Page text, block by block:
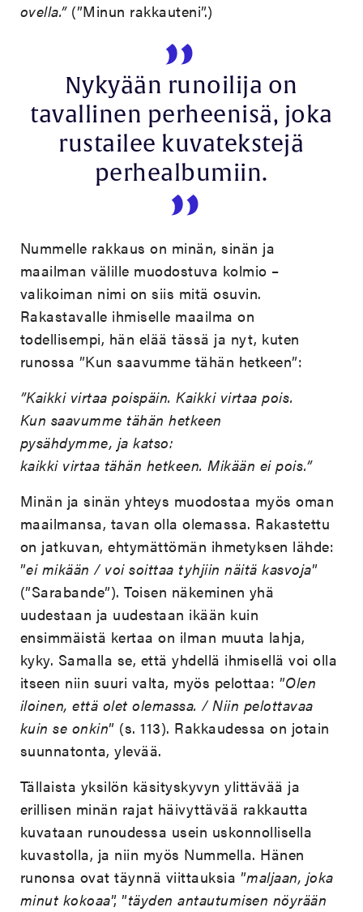
ovella.” (”Minun rakkauteni”.)
Nykyään runoilija on
tavallinen perheenisä, joka
rustailee kuvatekstejä
perhealbumiin.
Nummelle rakkaus on minän, sinän ja
maailman välille muodostuva kolmio –
valikoiman nimi on siis mitä osuvin.
Rakastavalle ihmiselle maailma on
todellisempi, hän elää tässä ja nyt, kuten
runossa ”Kun saavumme tähän hetkeen”:
”Kaikki virtaa poispäin. Kaikki virtaa pois.
Kun saavumme tähän hetkeen
pysähdymme, ja katso:
kaikki virtaa tähän hetkeen. Mikään ei pois.”
Minän ja sinän yhteys muodostaa myös oman
maailmansa, tavan olla olemassa. Rakastettu
on jatkuvan, ehtymättömän ihmetyksen lähde:
”ei mikään / voi soittaa tyhjiin näitä kasvoja”
(”Sarabande”). Toisen näkeminen yhä
uudestaan ja uudestaan ikään kuin
ensimmäistä kertaa on ilman muuta lahja,
kyky. Samalla se, että yhdellä ihmisellä voi olla
itseen niin suuri valta, myös pelottaa: ”Olen
iloinen, että olet olemassa. / Niin pelottavaa
kuin se onkin” (s. 113). Rakkaudessa on jotain
suunnatonta, ylevää.
Tällaista yksilön käsityskyvyn ylittävää ja
erillisen minän rajat häivyttävää rakkautta
kuvataan runoudessa usein uskonnollisella
kuvastolla, ja niin myös Nummella. Hänen
runonsa ovat täynnä viittauksia ”maljaan, joka
minut kokoaa”, ”täyden antautumisen nöyrään